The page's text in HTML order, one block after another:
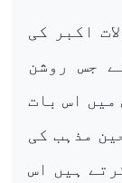
اکبر کی
جس روشن
میں اس بات
مذہب کی
ہیں اس